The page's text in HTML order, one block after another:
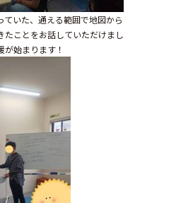
ていた、通える範囲で地図から
たことをお話していただけまし
始まります！